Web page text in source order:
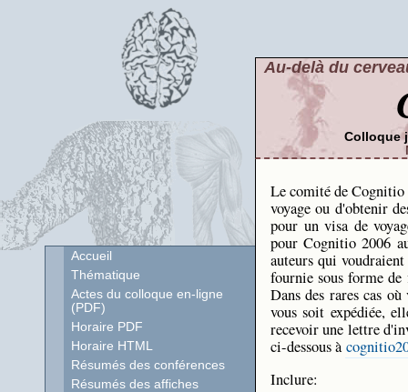
Au-delà du
Colloque
Le comité de Cognitio
voyage ou d'obtenir
pour un visa de
pour Cognitio 2006
auteurs qui
fournie sous forme
Dans des rares cas
vous soit expédiée,
recevoir une lettre
ci-dessous à
Inclure:
Accueil
Thématique
Actes du colloque en-ligne
(PDF)
Horaire PDF
Horaire HTML
Résumés des conférences
Résumés des affiches